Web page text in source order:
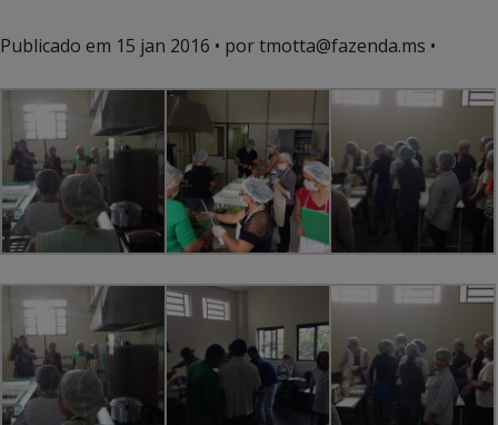
Publicado em 15 jan 2016 • por tmotta@fazenda.ms •